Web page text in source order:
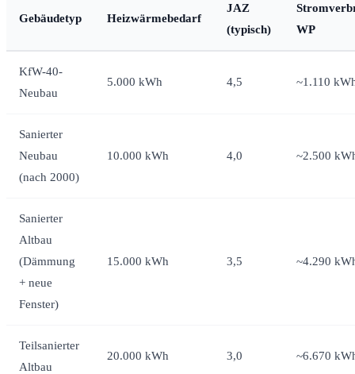
Gebäudetyp Heizwärmebedarf
JAZ
(typisch)
WP
KfW-40-
Neubau
5.000 kWh 4,5 ~1.110
Sanierter
Neubau
(nach 2000)
10.000 kWh 4,0 ~2.500
Sanierter
Altbau
(Dämmung
+ neue
Fenster)
15.000 kWh 3,5 ~4.290
Teilsanierter
Altbau
20.000 kWh 3,0 ~6.670